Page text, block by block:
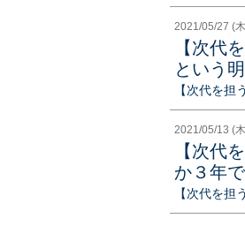
2021/05/27 (
【次代
という
【次代を担
2021/05/13 (
【次代
か３年
【次代を担